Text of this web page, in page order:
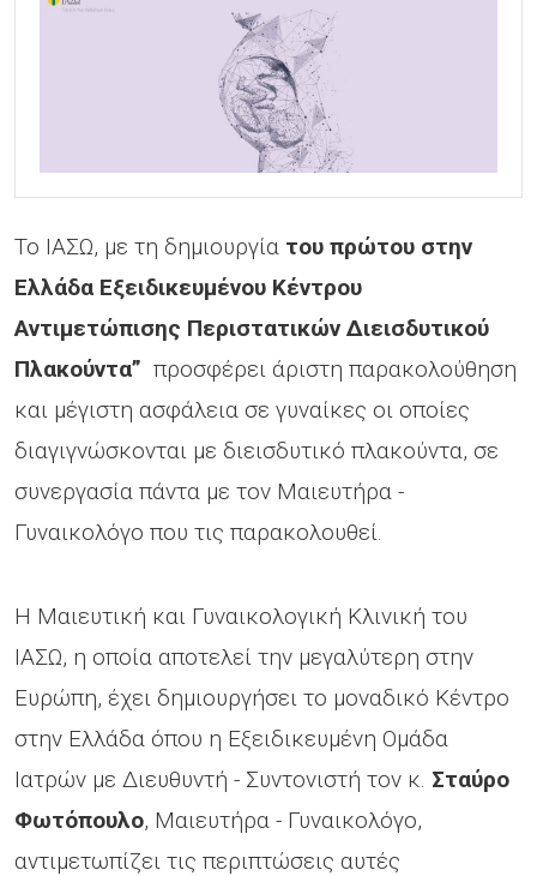
Το ΙΑΣΩ, με τη δημιουργία του πρώτου στην
Ελλάδα Εξειδικευμένου Κέντρου
Αντιμετώπισης Περιστατικών Διεισδυτικού
Πλακούντα” προσφέρει άριστη παρακολούθηση
και μέγιστη ασφάλεια σε γυναίκες οι οποίες
διαγιγνώσκονται με διεισδυτικό πλακούντα, σε
συνεργασία πάντα με τον Μαιευτήρα -
Γυναικολόγο που τις παρακολουθεί.
Η Μαιευτική και Γυναικολογική Κλινική του
ΙΑΣΩ, η οποία αποτελεί την μεγαλύτερη στην
Ευρώπη, έχει δημιουργήσει το μοναδικό Κέντρο
στην Ελλάδα όπου η Εξειδικευμένη Ομάδα
Ιατρών με Διευθυντή - Συντονιστή τον κ. Σταύρο
Φωτόπουλο, Μαιευτήρα - Γυναικολόγο,
αντιμετωπίζει τις περιπτώσεις αυτές